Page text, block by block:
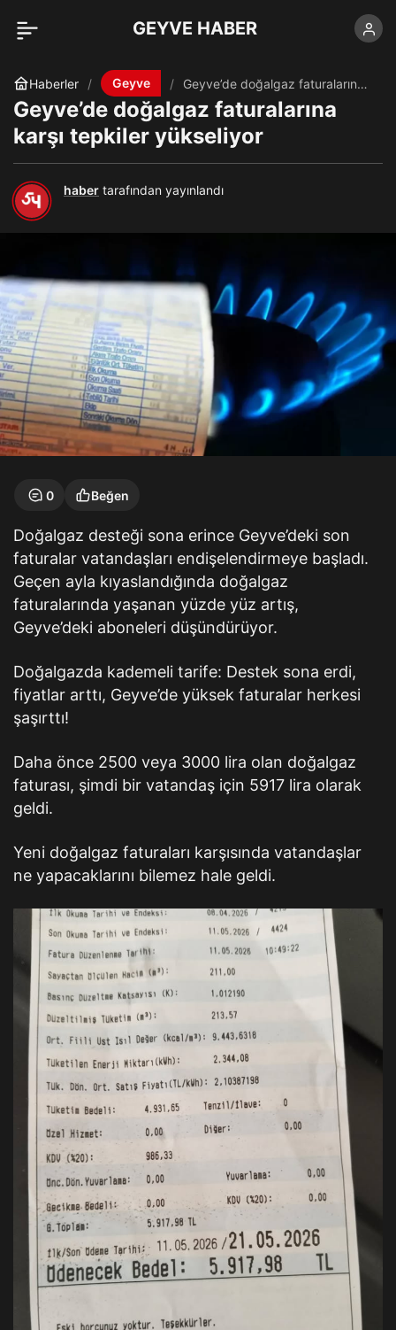
GEYVE HABER
Haberler Geyve
Geyve’de doğalgaz faturalarına
karşı tepkiler yükseliyor
Geyve’de doğalgaz faturalarına
karşı tepkiler yükseliyor
haber tarafından yayınlandı
0 Beğen
Doğalgaz desteği sona erince Geyve’deki son
faturalar vatandaşları endişelendirmeye başladı.
Geçen ayla kıyaslandığında doğalgaz
faturalarında yaşanan yüzde yüz artış,
Geyve’deki aboneleri düşündürüyor.
Doğalgazda kademeli tarife: Destek sona erdi,
fiyatlar arttı, Geyve’de yüksek faturalar herkesi
şaşırttı!
Daha önce 2500 veya 3000 lira olan doğalgaz
faturası, şimdi bir vatandaş için 5917 lira olarak
geldi.
Yeni doğalgaz faturaları karşısında vatandaşlar
ne yapacaklarını bilemez hale geldi.